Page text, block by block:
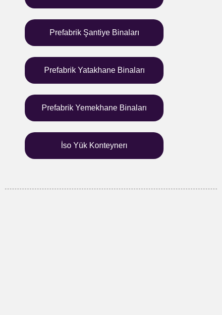
Prefabrik Şantiye Binaları
Prefabrik Yatakhane Binaları
Prefabrik Yemekhane Binaları
İso Yük Konteynerı